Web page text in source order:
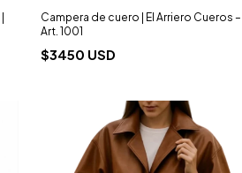
Campera de cuero | El Arriero Cueros –
Art. 1001
$3450 USD